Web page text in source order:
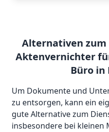
Alternativen zum
Aktenvernichter
Büro in
Um Dokumente und
zu entsorgen, kann ein
gute Alternative zum
insbesondere bei kleinen